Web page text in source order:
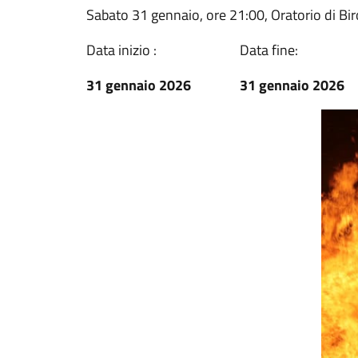
Sabato 31 gennaio, ore 21:00, Oratorio di
Data inizio :
31 gennaio 2026
Data fine:
31 gennaio 2026